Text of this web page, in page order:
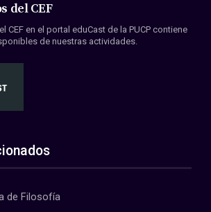
del CEF
CEF en el portal eduCast de la PUCP contiene
de nuestras actividades.
de Filosofía